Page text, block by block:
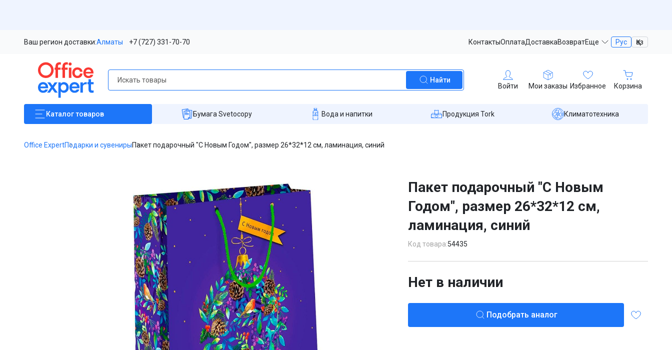
Ваш регион доставки:Алматы +7 (727) 331-70-70 КонтактыОплатаДоставкаВозвратЕще Рус Қаз
Найти
Войти Мои заказы Избранное Корзина
Каталогтоваров Бумага Svetocopy Вода и напитки Продукция Tork Климатотехника
Office ExpertПодарки и сувенирыПакет подарочный "С Новым Годом", размер 26*32*12 см, ламинация, синий
Пакет подарочный "С Новым
Годом", размер 26*32*12 см,
ламинация, синий
Код товара:54435
Нет в наличии
Подобрать аналог